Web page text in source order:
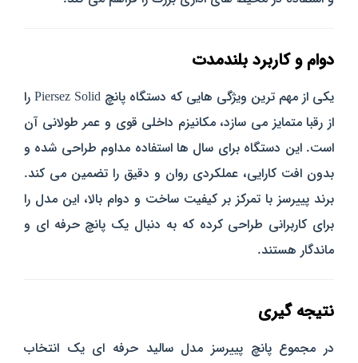
دوام و کاربرد بلندمدت
یکی از مهم‌ ترین ویژگی‌ هایی که دستگاه پانچ Piersez Solid را
از رقبا متمایز می‌ سازد، مکانیزم داخلی قوی و عمر طولانی آن
است. این دستگاه برای سال‌ ها استفاده مداوم طراحی شده و
بدون افت کارایی، عملکردی روان و دقیق را تضمین می‌ کند.
برند پییرسز با تمرکز بر کیفیت ساخت و دوام بالا، این مدل را
برای کاربرانی طراحی کرده که به‌ دنبال یک پانچ حرفه‌ ای و
ماندگار هستند.
نتیجه‌ گیری
در مجموع پانچ پییرسز مدل سالید حرفه‌ ای یک انتخاب